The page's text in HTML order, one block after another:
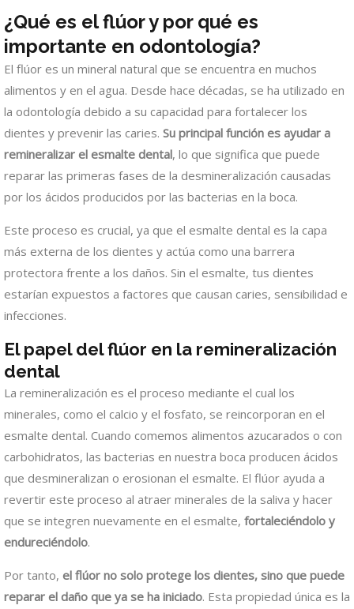
¿Qué es el flúor y por qué es
importante en odontología?
El flúor es un mineral natural que se encuentra en muchos
alimentos y en el agua. Desde hace décadas, se ha utilizado en
la odontología debido a su capacidad para fortalecer los
dientes y prevenir las caries. Su principal función es ayudar a
remineralizar el esmalte dental, lo que significa que puede
reparar las primeras fases de la desmineralización causadas
por los ácidos producidos por las bacterias en la boca.
Este proceso es crucial, ya que el esmalte dental es la capa
más externa de los dientes y actúa como una barrera
protectora frente a los daños. Sin el esmalte, tus dientes
estarían expuestos a factores que causan caries, sensibilidad e
infecciones.
El papel del flúor en la remineralización
dental
La remineralización es el proceso mediante el cual los
minerales, como el calcio y el fosfato, se reincorporan en el
esmalte dental. Cuando comemos alimentos azucarados o con
carbohidratos, las bacterias en nuestra boca producen ácidos
que desmineralizan o erosionan el esmalte. El flúor ayuda a
revertir este proceso al atraer minerales de la saliva y hacer
que se integren nuevamente en el esmalte, fortaleciéndolo y
endureciéndolo.
Por tanto, el flúor no solo protege los dientes, sino que puede
reparar el daño que ya se ha iniciado. Esta propiedad única es la